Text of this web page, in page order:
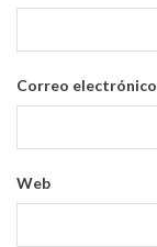
Correo electrónico
Web